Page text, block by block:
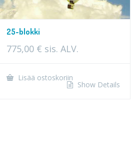
25-blokki
775,00 € sis. ALV.
Lisää ostoskoriin
Show Details